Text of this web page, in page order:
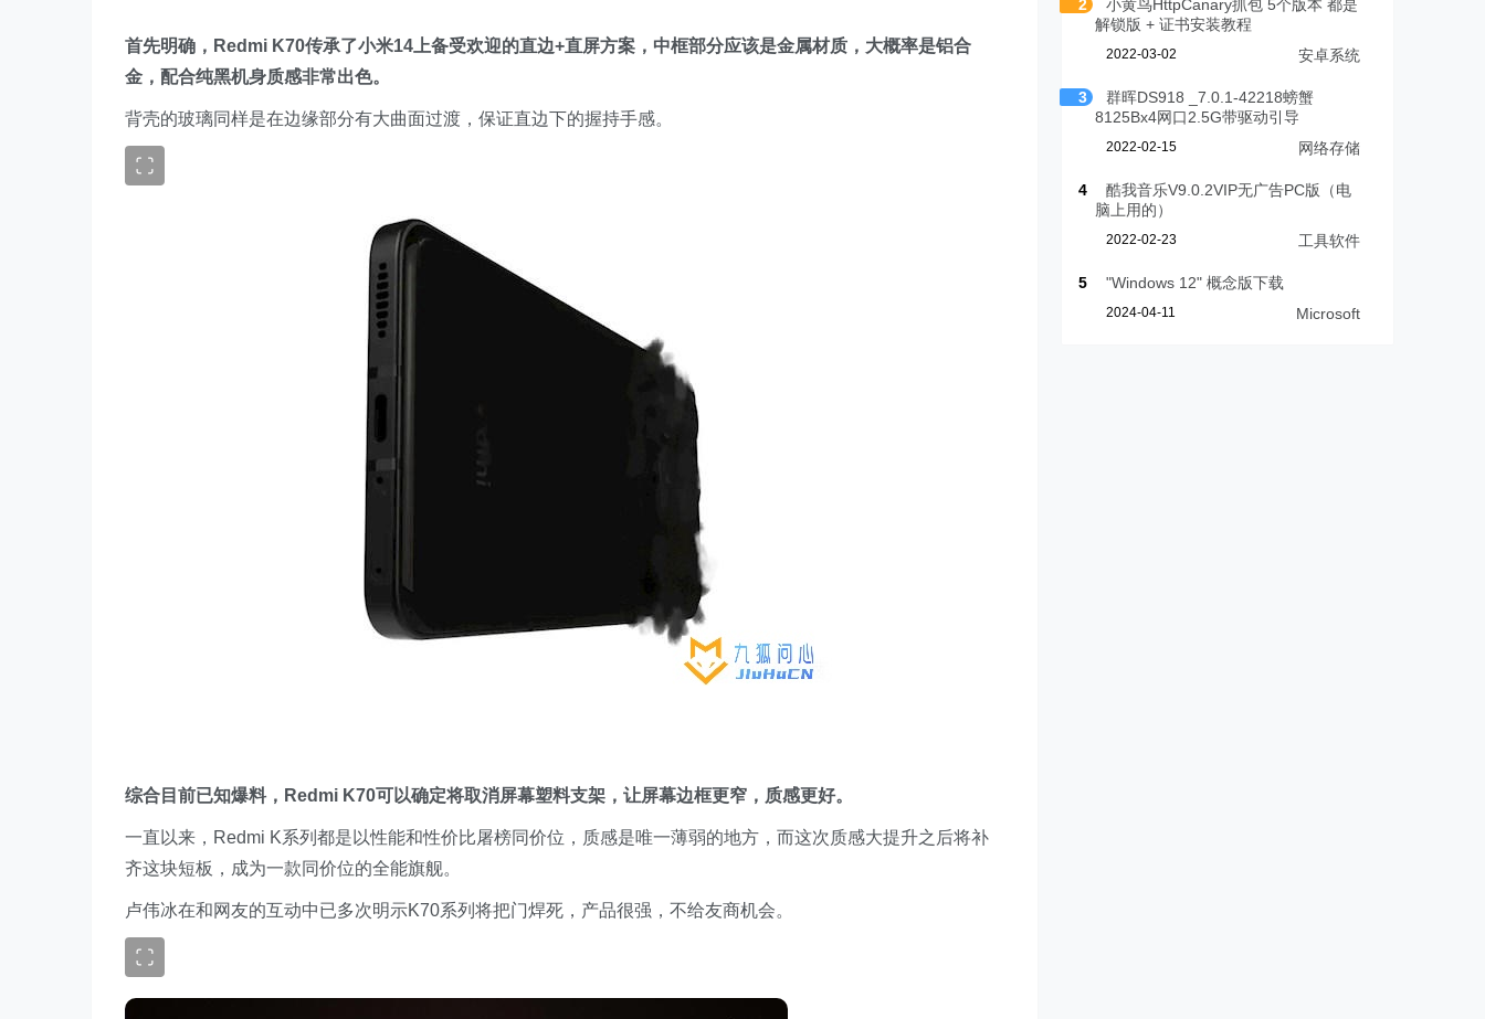
首先明确，Redmi K70传承了小米14上备受欢迎的直边+直屏方案，中框部分应该是金属材质，大概率是铝合
金，配合纯黑机身质感非常出色。
背壳的玻璃同样是在边缘部分有大曲面过渡，保证直边下的握持手感。
综合目前已知爆料，Redmi K70可以确定将取消屏幕塑料支架，让屏幕边框更窄，质感更好。
一直以来，Redmi K系列都是以性能和性价比屠榜同价位，质感是唯一薄弱的地方，而这次质感大提升之后将补
齐这块短板，成为一款同价位的全能旗舰。
卢伟冰在和网友的互动中已多次明示K70系列将把门焊死，产品很强，不给友商机会。
2
小黄鸟HttpCanary抓包 5个版本 都是
解锁版 + 证书安装教程
2022-03-02 安卓系统
3
群晖DS918 _7.0.1-42218螃蟹
8125Bx4网口2.5G带驱动引导
2022-02-15 网络存储
4
酷我音乐V9.0.2VIP无广告PC版（电
脑上用的）
2022-02-23 工具软件
5 "Windows 12" 概念版下载
2024-04-11 Microsoft